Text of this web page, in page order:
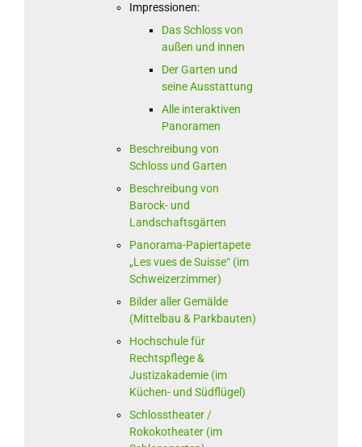
Impressionen:
Das Schloss von
außen und innen
Der Garten und
seine Ausstattung
Alle interaktiven
Panoramen
Beschreibung von
Schloss und Garten
Beschreibung von
Barock- und
Landschaftsgärten
Panorama-Papiertapete
„Les vues de Suisse“ (im
Schweizerzimmer)
Bilder aller Gemälde
(Mittelbau & Parkbauten)
Hochschule für
Rechtspflege &
Justizakademie (im
Küchen- und Südflügel)
Schlosstheater /
Rokokotheater (im